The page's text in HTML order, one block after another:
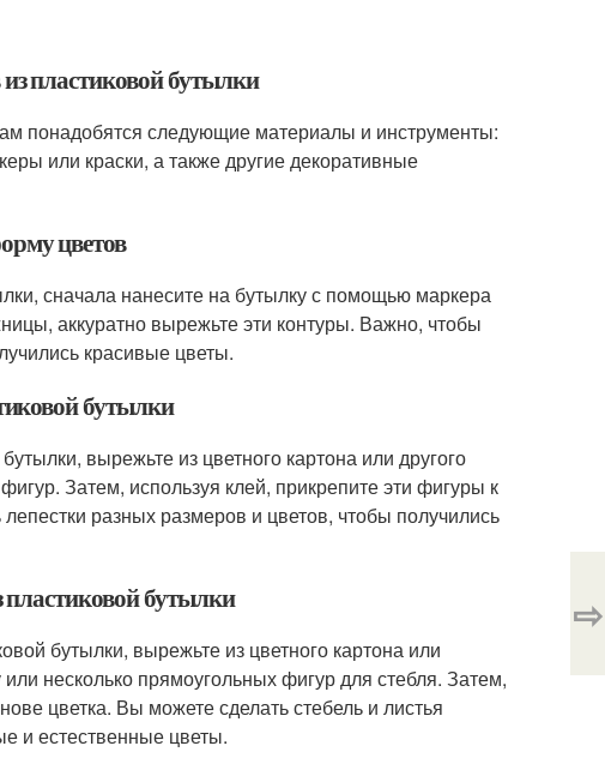
пластиковой бутылки
понадобятся следующие материалы и инструменты:
или краски, а также другие декоративные
цветов
сначала нанесите на бутылку с помощью маркера
аккуратно вырежьте эти контуры. Важно, чтобы
красивые цветы.
бутылки
вырежьте из цветного картона или другого
Затем, используя клей, прикрепите эти фигуры к
разных размеров и цветов, чтобы получились
пластиковой бутылки
бутылки, вырежьте из цветного картона или
несколько прямоугольных фигур для стебля. Затем,
цветка. Вы можете сделать стебель и листья
и естественные цветы.
⇨